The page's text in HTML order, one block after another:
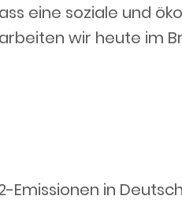
eine soziale und
wir heute im
Emissionen in